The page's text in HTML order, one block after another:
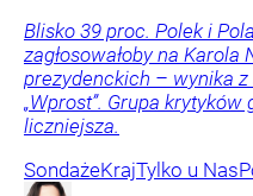
Blisko 39 proc. Polek i
zagłosowałoby na
prezydenckich – wynika z
„Wprost”. Grupa krytyków
liczniejsza.
SondażeKrajTylko u Nas